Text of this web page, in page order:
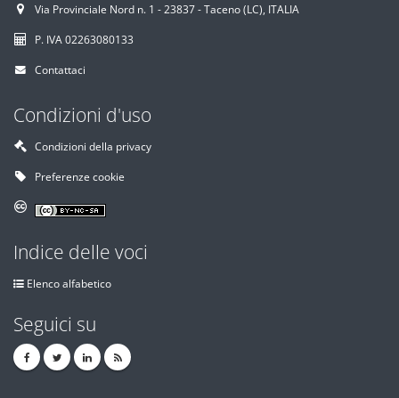
Via Provinciale Nord n. 1 - 23837 - Taceno (LC), ITALIA
P. IVA 02263080133
Contattaci
Condizioni d'uso
Condizioni della privacy
Preferenze cookie
Indice delle voci
Elenco alfabetico
Seguici su